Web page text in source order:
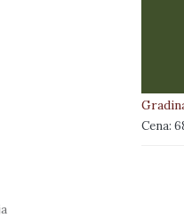
Cena: